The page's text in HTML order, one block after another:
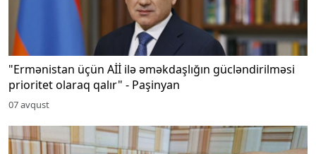
"Ermənistan üçün Aİİ ilə əməkdaşlığın gücləndirilməsi
prioritet olaraq qalır" - Paşinyan
07 avqust